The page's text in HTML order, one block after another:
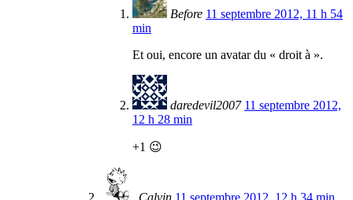
Before 11 septembre 2012, 11 h 54
min
Et oui, encore un avatar du « droit à ».
daredevil2007 11 septembre 2012,
12 h 28 min
+1 😉